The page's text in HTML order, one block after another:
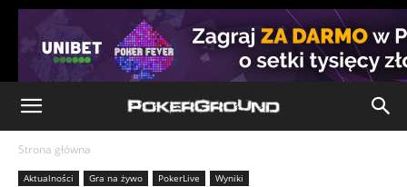
Strona główna
Aktualności Gra na żywo PokerLive Wyniki